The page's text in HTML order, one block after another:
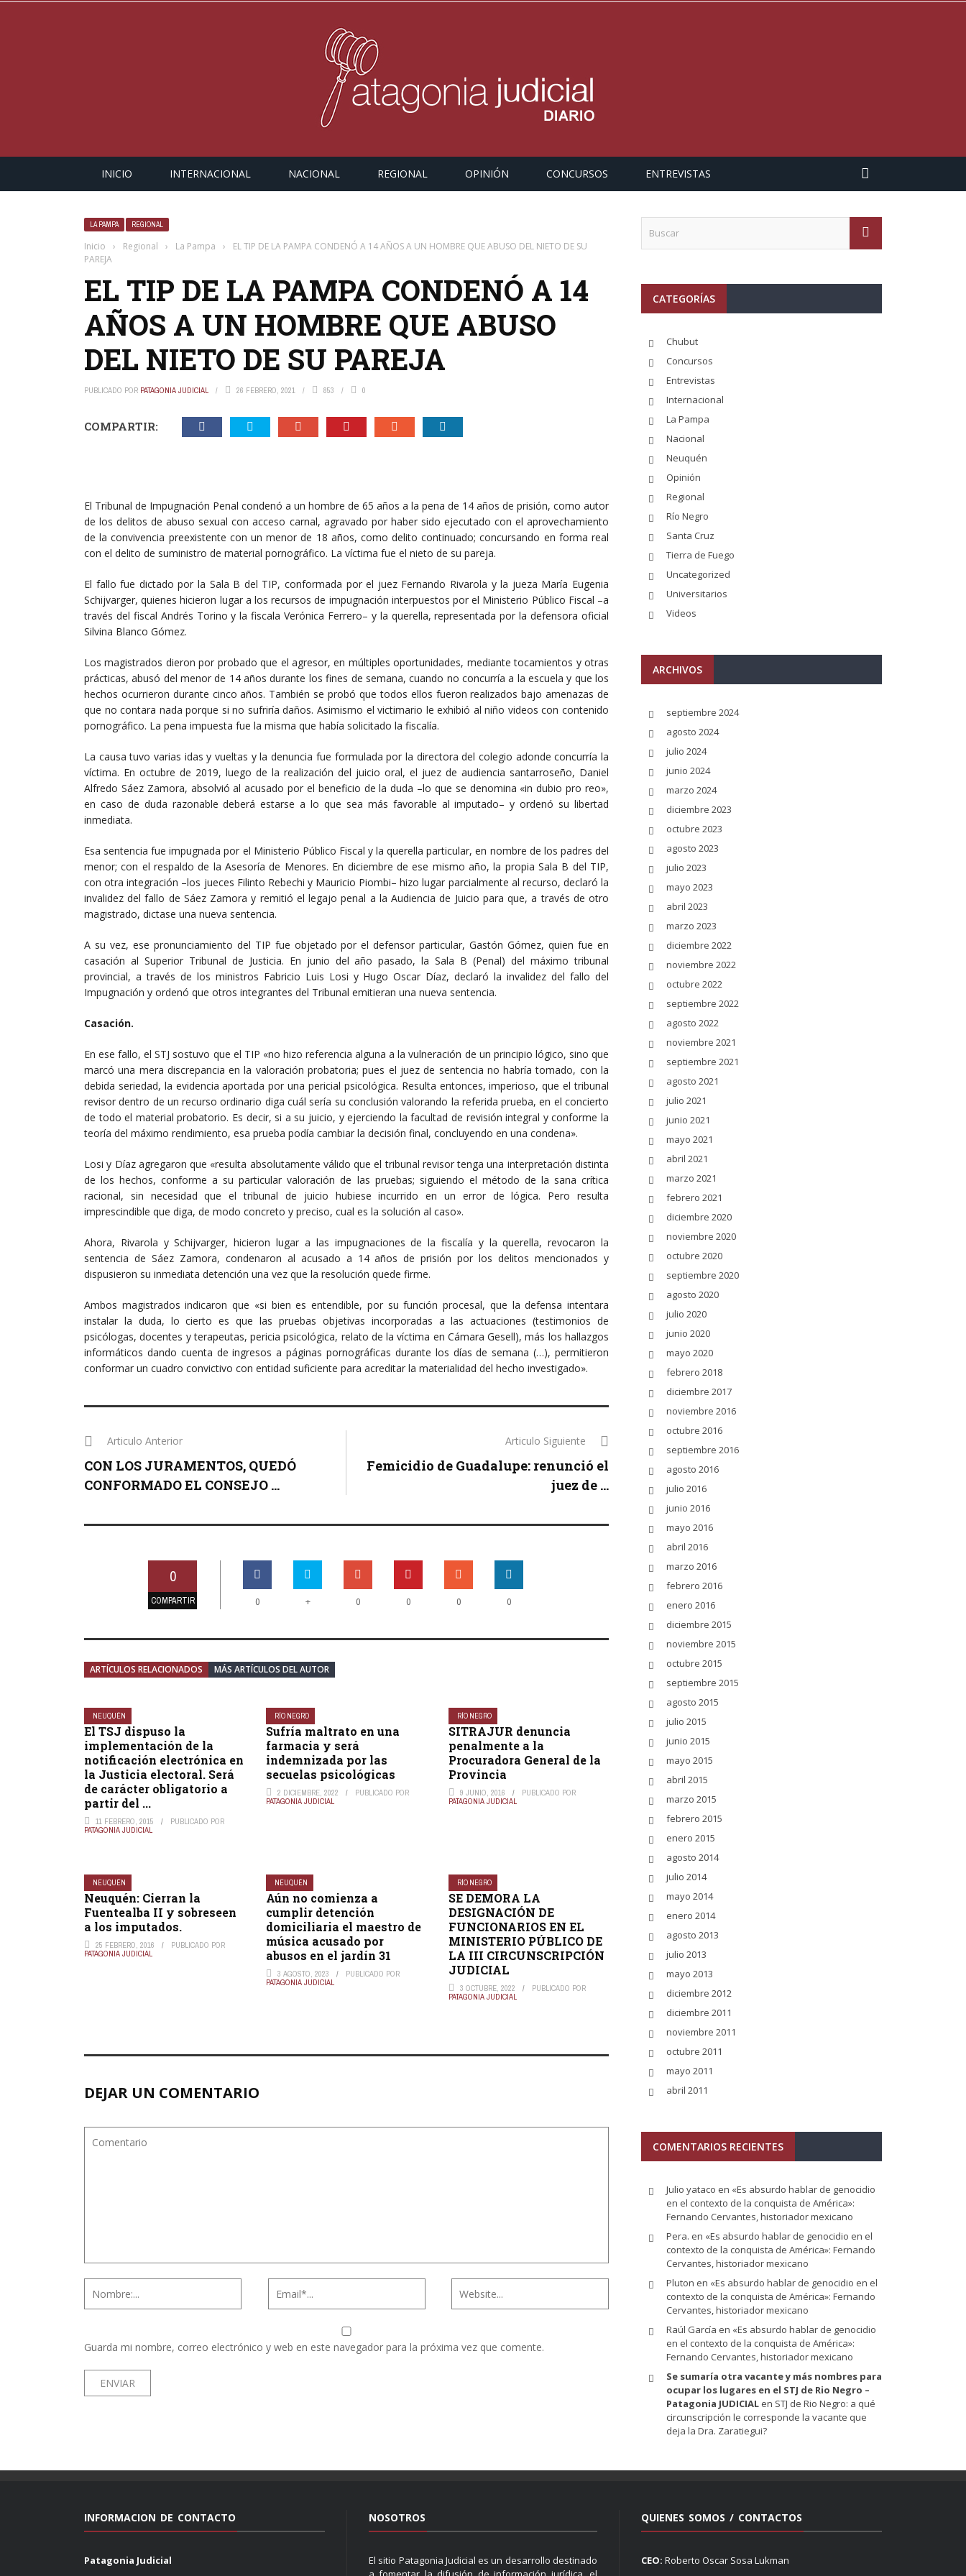
INICIO INTERNACIONAL NACIONAL REGIONAL OPINIÓN CONCURSOS ENTREVISTAS
LA PAMPA REGIONAL
Inicio › Regional › La Pampa ›
EL TIP DE LA PAMPA CONDENÓ A 14 AÑOS A UN HOMBRE QUE ABUSO DEL NIETO DE SU
PAREJA
EL TIP DE LA PAMPA CONDENÓ A 14
AÑOS A UN HOMBRE QUE ABUSO
DEL NIETO DE SU PAREJA
PUBLICADO POR PATAGONIA JUDICIAL 26 FEBRERO, 2021 853 0
COMPARTIR:
El Tribunal de Impugnación Penal condenó a un hombre de 65 años a la pena de 14 años de prisión, como autor
de los delitos de abuso sexual con acceso carnal, agravado por haber sido ejecutado con el aprovechamiento
de la convivencia preexistente con un menor de 18 años, como delito continuado; concursando en forma real
con el delito de suministro de material pornográfico. La víctima fue el nieto de su pareja.
El fallo fue dictado por la Sala B del TIP, conformada por el juez Fernando Rivarola y la jueza María Eugenia
Schijvarger, quienes hicieron lugar a los recursos de impugnación interpuestos por el Ministerio Público Fiscal –a
través del fiscal Andrés Torino y la fiscala Verónica Ferrero– y la querella, representada por la defensora oficial
Silvina Blanco Gómez.
Los magistrados dieron por probado que el agresor, en múltiples oportunidades, mediante tocamientos y otras
prácticas, abusó del menor de 14 años durante los fines de semana, cuando no concurría a la escuela y que los
hechos ocurrieron durante cinco años. También se probó que todos ellos fueron realizados bajo amenazas de
que no contara nada porque si no sufriría daños. Asimismo el victimario le exhibió al niño videos con contenido
pornográfico. La pena impuesta fue la misma que había solicitado la fiscalía.
La causa tuvo varias idas y vueltas y la denuncia fue formulada por la directora del colegio adonde concurría la
víctima. En octubre de 2019, luego de la realización del juicio oral, el juez de audiencia santarroseño, Daniel
Alfredo Sáez Zamora, absolvió al acusado por el beneficio de la duda –lo que se denomina «in dubio pro reo»,
en caso de duda razonable deberá estarse a lo que sea más favorable al imputado– y ordenó su libertad
inmediata.
Esa sentencia fue impugnada por el Ministerio Público Fiscal y la querella particular, en nombre de los padres del
menor; con el respaldo de la Asesoría de Menores. En diciembre de ese mismo año, la propia Sala B del TIP,
con otra integración –los jueces Filinto Rebechi y Mauricio Piombi– hizo lugar parcialmente al recurso, declaró la
invalidez del fallo de Sáez Zamora y remitió el legajo penal a la Audiencia de Juicio para que, a través de otro
magistrado, dictase una nueva sentencia.
A su vez, ese pronunciamiento del TIP fue objetado por el defensor particular, Gastón Gómez, quien fue en
casación al Superior Tribunal de Justicia. En junio del año pasado, la Sala B (Penal) del máximo tribunal
provincial, a través de los ministros Fabricio Luis Losi y Hugo Oscar Díaz, declaró la invalidez del fallo del
Impugnación y ordenó que otros integrantes del Tribunal emitieran una nueva sentencia.
Casación.
En ese fallo, el STJ sostuvo que el TIP «no hizo referencia alguna a la vulneración de un principio lógico, sino que
marcó una mera discrepancia en la valoración probatoria; pues el juez de sentencia no habría tomado, con la
debida seriedad, la evidencia aportada por una pericial psicológica. Resulta entonces, imperioso, que el tribunal
revisor dentro de un recurso ordinario diga cuál sería su conclusión valorando la referida prueba, en el concierto
de todo el material probatorio. Es decir, si a su juicio, y ejerciendo la facultad de revisión integral y conforme la
teoría del máximo rendimiento, esa prueba podía cambiar la decisión final, concluyendo en una condena».
Losi y Díaz agregaron que «resulta absolutamente válido que el tribunal revisor tenga una interpretación distinta
de los hechos, conforme a su particular valoración de las pruebas; siguiendo el método de la sana crítica
racional, sin necesidad que el tribunal de juicio hubiese incurrido en un error de lógica. Pero resulta
imprescindible que diga, de modo concreto y preciso, cual es la solución al caso».
Ahora, Rivarola y Schijvarger, hicieron lugar a las impugnaciones de la fiscalía y la querella, revocaron la
sentencia de Sáez Zamora, condenaron al acusado a 14 años de prisión por los delitos mencionados y
dispusieron su inmediata detención una vez que la resolución quede firme.
Ambos magistrados indicaron que «si bien es entendible, por su función procesal, que la defensa intentara
instalar la duda, lo cierto es que las pruebas objetivas incorporadas a las actuaciones (testimonios de
psicólogas, docentes y terapeutas, pericia psicológica, relato de la víctima en Cámara Gesell), más los hallazgos
informáticos dando cuenta de ingresos a páginas pornográficas durante los días de semana (…), permitieron
conformar un cuadro convictivo con entidad suficiente para acreditar la materialidad del hecho investigado».
Articulo Anterior
CON LOS JURAMENTOS, QUEDÓ
CONFORMADO EL CONSEJO ...
Articulo Siguiente
Femicidio de Guadalupe: renunció el
juez de ...
0
COMPARTIR 0 + 0 0 0 0
ARTÍCULOS RELACIONADOS MÁS ARTÍCULOS DEL AUTOR
NEUQUÉN
El TSJ dispuso la
implementación de la
notificación electrónica en
la Justicia electoral. Será
de carácter obligatorio a
partir del ...
11 FEBRERO, 2015
PUBLICADO POR
PATAGONIA JUDICIAL
RÍO NEGRO
Sufría maltrato en una
farmacia y será
indemnizada por las
secuelas psicológicas
2 DICIEMBRE, 2022
PUBLICADO POR
PATAGONIA JUDICIAL
RÍO NEGRO
SITRAJUR denuncia
penalmente a la
Procuradora General de la
Provincia
9 JUNIO, 2016
PUBLICADO POR
PATAGONIA JUDICIAL
NEUQUÉN
Neuquén: Cierran la
Fuentealba II y sobreseen
a los imputados.
25 FEBRERO, 2016
PUBLICADO POR
PATAGONIA JUDICIAL
NEUQUÉN
Aún no comienza a
cumplir detención
domiciliaria el maestro de
música acusado por
abusos en el jardín 31
3 AGOSTO, 2023
PUBLICADO POR
PATAGONIA JUDICIAL
RÍO NEGRO
SE DEMORA LA
DESIGNACIÓN DE
FUNCIONARIOS EN EL
MINISTERIO PÚBLICO DE
LA III CIRCUNSCRIPCIÓN
JUDICIAL
3 OCTUBRE, 2022
PUBLICADO POR
PATAGONIA JUDICIAL
DEJAR UN COMENTARIO
Guarda mi nombre, correo electrónico y web en este navegador para la próxima vez que comente.
CATEGORÍAS
Chubut
Concursos
Entrevistas
Internacional
La Pampa
Nacional
Neuquén
Opinión
Regional
Río Negro
Santa Cruz
Tierra de Fuego
Uncategorized
Universitarios
Videos
ARCHIVOS
septiembre 2024
agosto 2024
julio 2024
junio 2024
marzo 2024
diciembre 2023
octubre 2023
agosto 2023
julio 2023
mayo 2023
abril 2023
marzo 2023
diciembre 2022
noviembre 2022
octubre 2022
septiembre 2022
agosto 2022
noviembre 2021
septiembre 2021
agosto 2021
julio 2021
junio 2021
mayo 2021
abril 2021
marzo 2021
febrero 2021
diciembre 2020
noviembre 2020
octubre 2020
septiembre 2020
agosto 2020
julio 2020
junio 2020
mayo 2020
febrero 2018
diciembre 2017
noviembre 2016
octubre 2016
septiembre 2016
agosto 2016
julio 2016
junio 2016
mayo 2016
abril 2016
marzo 2016
febrero 2016
enero 2016
diciembre 2015
noviembre 2015
octubre 2015
septiembre 2015
agosto 2015
julio 2015
junio 2015
mayo 2015
abril 2015
marzo 2015
febrero 2015
enero 2015
agosto 2014
julio 2014
mayo 2014
enero 2014
agosto 2013
julio 2013
mayo 2013
diciembre 2012
diciembre 2011
noviembre 2011
octubre 2011
mayo 2011
abril 2011
COMENTARIOS RECIENTES
Julio yataco en «Es absurdo hablar de genocidio
en el contexto de la conquista de América»:
Fernando Cervantes, historiador mexicano
Pera. en «Es absurdo hablar de genocidio en el
contexto de la conquista de América»: Fernando
Cervantes, historiador mexicano
Pluton en «Es absurdo hablar de genocidio en el
contexto de la conquista de América»: Fernando
Cervantes, historiador mexicano
Raúl García en «Es absurdo hablar de genocidio
en el contexto de la conquista de América»:
Fernando Cervantes, historiador mexicano
Se sumaría otra vacante y más nombres para
ocupar los lugares en el STJ de Rio Negro –
Patagonia JUDICIAL en STJ de Rio Negro: a qué
circunscripción le corresponde la vacante que
deja la Dra. Zaratiegui?
INFORMACION DE CONTACTO
Patagonia Judicial
NOSOTROS
El sitio Patagonia Judicial es un desarrollo destinado
QUIENES SOMOS / CONTACTOS
CEO: Roberto Oscar Sosa Lukman